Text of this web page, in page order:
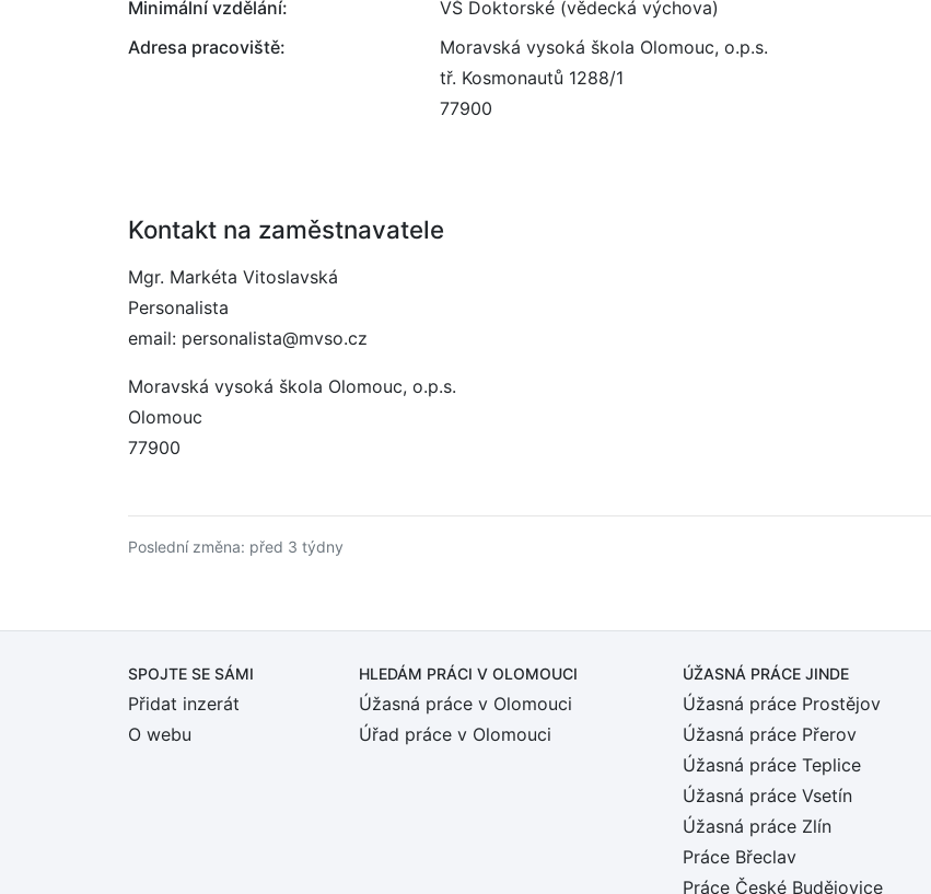
Minimální vzdělání:
VŠ Doktorské (vědecká výchova)
Adresa pracoviště:
Moravská vysoká škola Olomouc, o.p.s.
tř. Kosmonautů 1288/1
77900
Kontakt na zaměstnavatele
Mgr. Markéta Vitoslavská
Personalista
email: personalista@mvso.cz
Moravská vysoká škola Olomouc, o.p.s.
Olomouc
77900
Poslední změna: před 3 týdny
SPOJTE SE SÁMI
Přidat inzerát
O webu
HLEDÁM PRÁCI V OLOMOUCI
Úžasná práce v Olomouci
Úřad práce v Olomouci
ÚŽASNÁ PRÁCE JINDE
Úžasná práce Prostějov
Úžasná práce Přerov
Úžasná práce Teplice
Úžasná práce Vsetín
Úžasná práce Zlín
Práce Břeclav
Práce České Budějovice